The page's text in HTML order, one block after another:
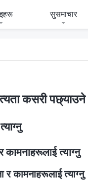
सुसमाचार
कसरी
त्याग्‍नु
र कामनाहरूलाई त्याग्‍नु